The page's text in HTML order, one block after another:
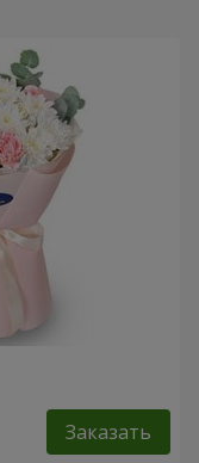
Заказать